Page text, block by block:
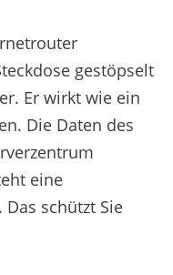
gestöpselt
Er wirkt wie ein
Die Daten des
eine
schützt Sie